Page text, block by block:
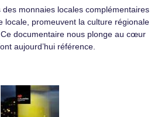
monnaies locales complémentaires
locale, promeuvent la culture régionale
documentaire nous plonge au cœur
aujourd’hui référence.